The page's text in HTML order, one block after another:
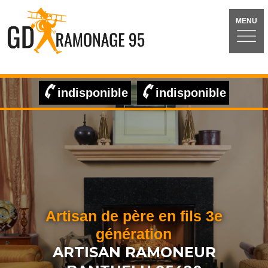
MENU
indisponible indisponible
Artisan de père en fils 3e
génération
ARTISAN RAMONEUR